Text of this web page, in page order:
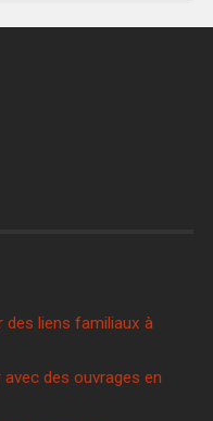
des liens familiaux à
des ouvrages en